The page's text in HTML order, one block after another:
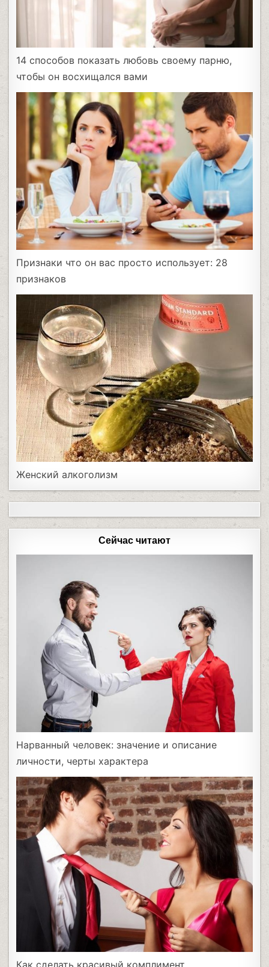
14 способов показать любовь своему парню,
чтобы он восхищался вами
Признаки что он вас просто использует: 28
признаков
Женский алкоголизм
Сейчас читают
Нарванный человек: значение и описание
личности, черты характера